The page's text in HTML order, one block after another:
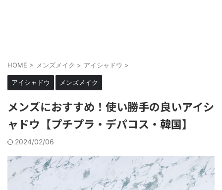
HOME > メンズメイク > アイシャドウ >
アイシャドウ メンズメイク
メンズにおすすめ！使い勝手の良いアイシ
ャドウ【プチプラ・デパコス・韓国】
2024/02/06